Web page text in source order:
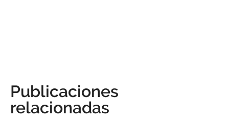
Publicaciones
relacionadas